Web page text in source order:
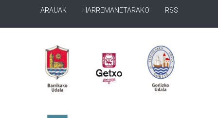
ARAUAK HARREMANETARAKO RSS